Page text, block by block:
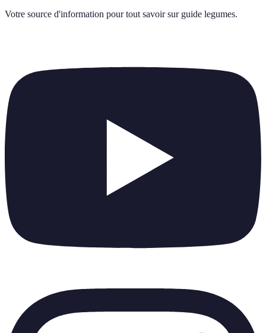
Votre source d'information pour tout savoir sur guide legumes.